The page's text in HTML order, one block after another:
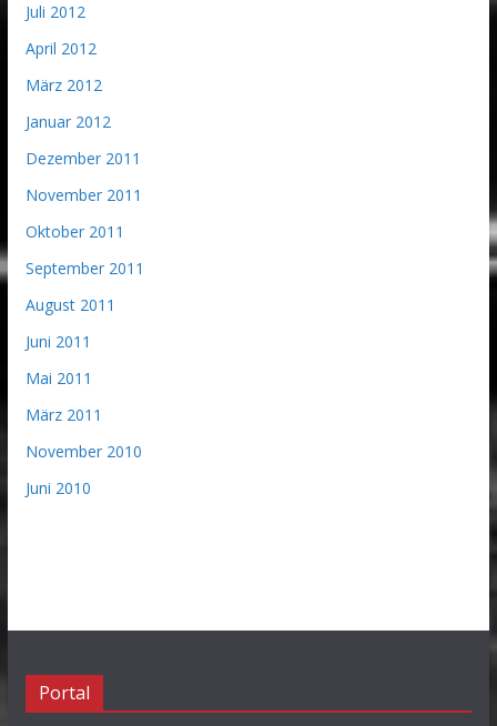
Juli 2012
April 2012
März 2012
Januar 2012
Dezember 2011
November 2011
Oktober 2011
September 2011
August 2011
Juni 2011
Mai 2011
März 2011
November 2010
Juni 2010
Portal